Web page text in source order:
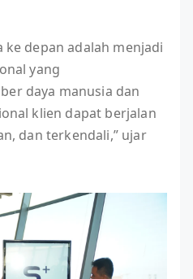
ke depan adalah menjadi
yang
daya manusia dan
klien dapat berjalan
dan terkendali,” ujar